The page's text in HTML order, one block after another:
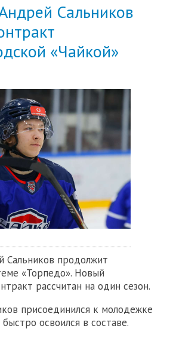
Сальников
«Чайкой»
Сальников продолжит
«Торпедо». Новый
рассчитан на один сезон.
присоединился к молодежке
освоился в составе.